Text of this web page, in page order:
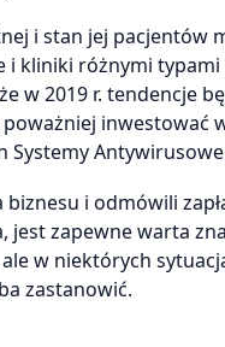
i stan jej pacjentów
i kliniki różnymi typami
w 2019 r. tendencje
inwestować
Systemy Antywirusowe
i odmówili
jest zapewne warta
w niektórych
zastanowić.